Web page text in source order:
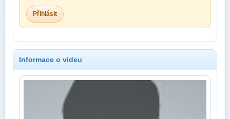
Přihlásit
Informace o videu